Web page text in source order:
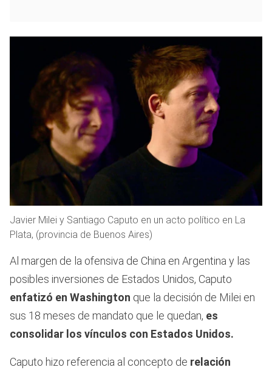
Javier Milei y Santiago Caputo en un acto político en La
Plata, (provincia de Buenos Aires)
Al margen de la ofensiva de China en Argentina y las
posibles inversiones de Estados Unidos, Caputo
enfatizó en Washington que la decisión de Milei en
sus 18 meses de mandato que le quedan, es
consolidar los vínculos con Estados Unidos.
Caputo hizo referencia al concepto de relación